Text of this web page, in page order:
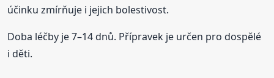
účinku zmírňuje i jejich bolestivost.
Doba léčby je 7–14 dnů. Přípravek je určen pro dospělé
i děti.